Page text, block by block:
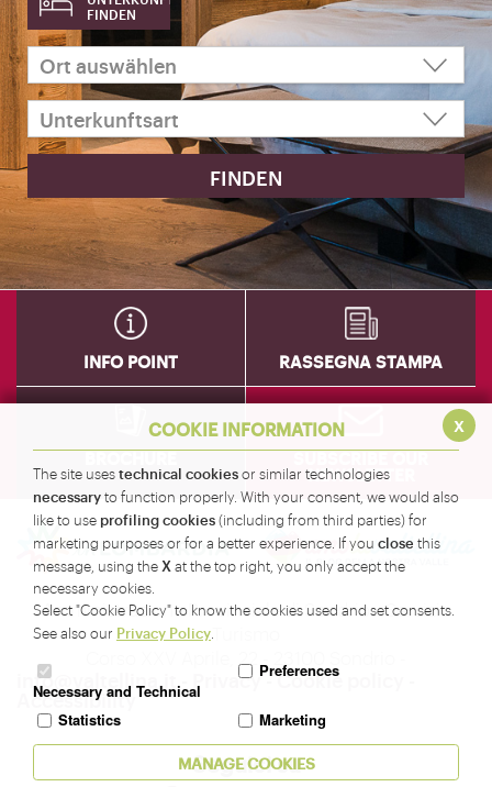
x
COOKIE INFORMATION
The site usestechnical cookiesor similar technologies
necessaryto function properly. With your consent, we would also
like to use profiling cookies(including from third parties) for
marketing purposes or for a better experience. If you close this
message, using the X at the top right, you only accept the
necessary cookies.
Select "Cookie Policy" to know the cookies used and set consents.
See also our Privacy Policy
Necessary and Technical
Preferences
Statistics Marketing
MANAGE COOKIES
FINDEN
INFO POINT RASSEGNA STAMPA
BROCHURE SUBSCRIBE OUR
NEWSLETTER
Amministrazione Provinciale di Sondrio - Servizio
Turismo
info@valtellina.it Privacy-Cookie policy
Accessibility
Seguici su